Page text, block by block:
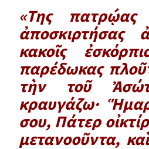
«Της πατρῴας
ἀποσκιρτήσας
κακοῖς
παρέδωκας
τὴν τοῦ
κραυγάζω·
σου, Πάτερ
μετανοοῦντα,